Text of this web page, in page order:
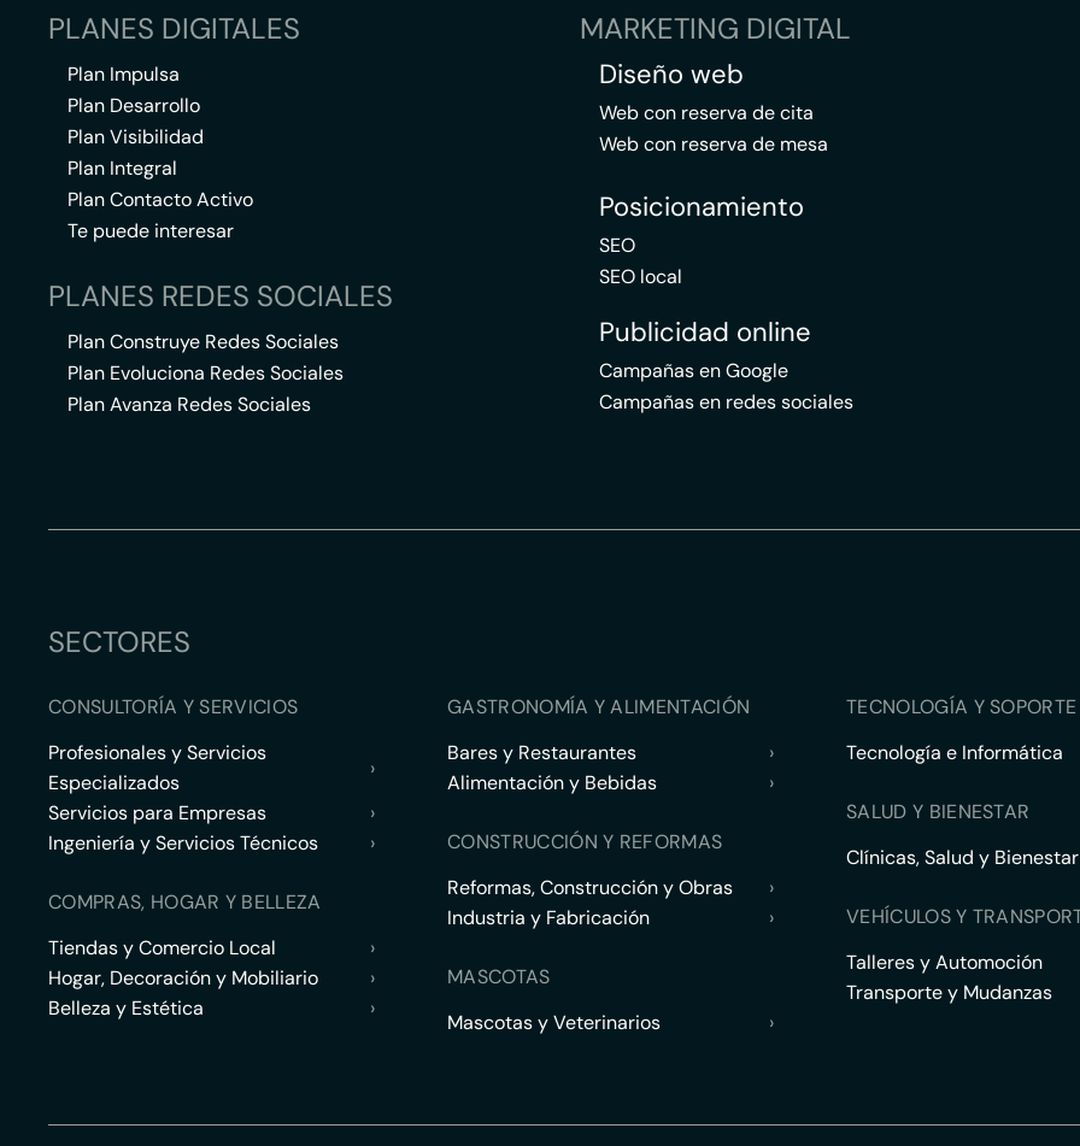
PLANES DIGITALES
Plan Impulsa
Plan Desarrollo
Plan Visibilidad
Plan Integral
Plan Contacto Activo
Te puede interesar
PLANES REDES SOCIALES
Plan Construye Redes Sociales
Plan Evoluciona Redes Sociales
Plan Avanza Redes Sociales
MARKETING DIGITAL
Diseño web
Web con reserva de cita
Web con reserva de mesa
Posicionamiento
SEO
SEO local
Publicidad online
Campañas en Google
Campañas en redes sociales
SECTORES
CONSULTORÍA Y SERVICIOS
Profesionales y Servicios
Especializados
›
Servicios para Empresas
›
Ingeniería y Servicios Técnicos
›
COMPRAS, HOGAR Y BELLEZA
Tiendas y Comercio Local
›
Hogar, Decoración y Mobiliario
›
Belleza y Estética
›
GASTRONOMÍA Y ALIMENTACIÓN
Bares y Restaurantes
›
Alimentación y Bebidas
›
CONSTRUCCIÓN Y REFORMAS
Reformas, Construcción y Obras
›
Industria y Fabricación
›
MASCOTAS
Mascotas y Veterinarios
›
TECNOLOGÍA Y
Tecnología e Informática
SALUD Y BIENESTAR
Clínicas, Salud y Bienestar
VEHÍCULOS Y
Talleres y Automoción
Transporte y Mudanzas